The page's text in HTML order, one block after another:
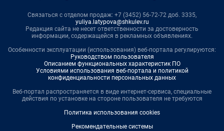
Связаться с отделом продаж: +7 (3452) 56-72-72 доб. 3335,
yuliya.latypova@shkulev.ru
Редакция сайта не несет ответственности за достоверность
информации, содержащейся в рекламных объявлениях.
Особенности эксплуатации (использования) веб-портала регулируются:
Руководством пользователя
Описанием функциональных характеристик ПО
Условиями использования веб-портала и политикой
конфиденциальности персональных данных
Веб-портал распространяется в виде интернет-сервиса, специальные
действия по установке на стороне пользователя не требуются
Политика использования cookies
Рекомендательные системы